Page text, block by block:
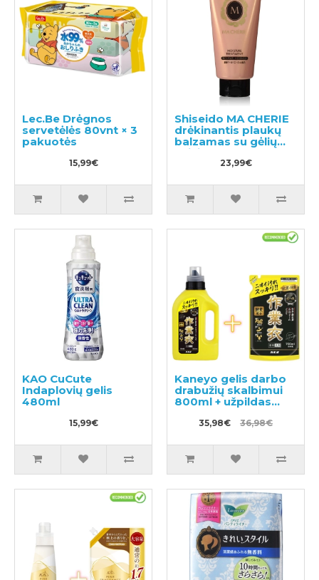
Lec.Be Drėgnos
servetėlės 80vnt × 3
pakuotės
15,99€
Shiseido MA CHERIE
drėkinantis plaukų
balzamas su gėlių
vaisių kvapu 180g
23,99€
KAO CuCute
Indaplovių gelis
480ml
15,99€
Kaneyo gelis darbo
drabužių skalbimui
800ml + užpildas
35,98€ 36,98€